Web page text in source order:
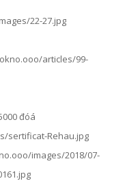
22-27.jpg
articles/99-
đóá
sertificat-Rehau.jpg
images/2018/07-